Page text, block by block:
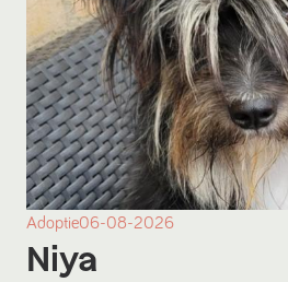
Adoptie06-08-2026
Niya